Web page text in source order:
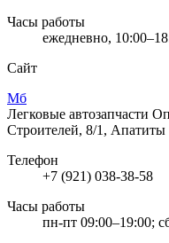
Часы работы
ежедневно,
Сайт
Мб
Легковые автозапчасти
Строителей, 8/1, Апатиты
Телефон
+7 (921) 038-38-58
Часы работы
пн-пт 09:00–19:00;